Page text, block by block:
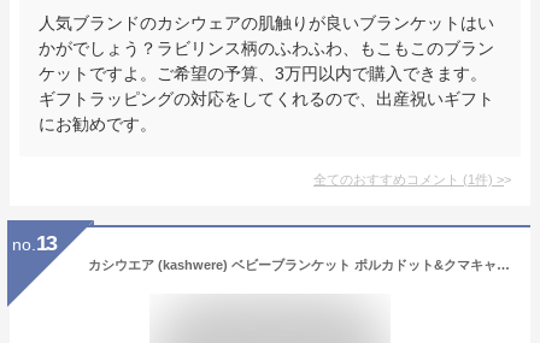
人気ブランドのカシウェアの肌触りが良いブランケットはい
かがでしょう？ラビリンス柄のふわふわ、もこもこのブラン
ケットですよ。ご希望の予算、3万円以内で購入できます。
ギフトラッピングの対応をしてくれるので、出産祝いギフト
にお勧めです。
全てのおすすめコメント (1件) >
no. 13
カシウエア (kashwere) ベビーブランケット ポルカドット&クマキャップ ベビーブルー